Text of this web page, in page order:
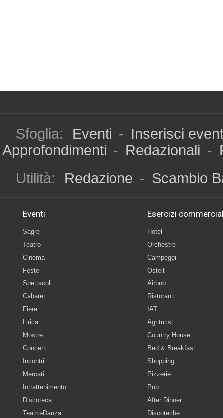
Sfoglia: Eventi - Inserisci
Approfondimenti - Redazionali -
Utilità:
Redazione - Scambio
Eventi
Sagre
Teatro
Cinema
Feste
Spettacoli
Cabaret
Fiere
Lirica
Mostre
Concerti
Incontri
Mercati
Intrattenimento
Discoteca
Teatro-Danza
Esercizi
Hotel
Orchestre
Campeggi
Ostelli
Airbnb
Ristoranti
IAT
Agriturist
Country House
Bed & Breakfast
Shopping
Pizzerie
Pub
After Dinner
Discoteche